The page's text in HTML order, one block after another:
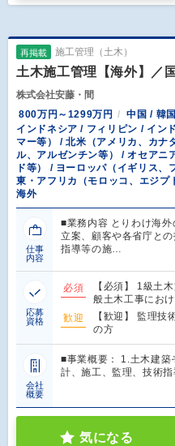
再掲載 施工管理（土木）
土木施工管理【海外】／
株式会社安藤・間
800万円～1299万円
中国 / 韓
インドネシア / フィリピン / イン
マー等） / 北米（アメリカ、カナ
ル、アルゼンチン等） / オセアニ
ド等） / ヨーロッパ（イギリス
東・アフリカ（モロッコ、エジ
海外
仕事
内容
■業務内容 とりわけ海
立案、顧客や各省庁と
指導等の施…
応募
資格
必須
【必須】 1級土
般土木工事にお
歓迎
【歓迎】 監理技
の方
会社
概要
■事業概要： 1.土木建築
計、施工、監理、技術
気になる